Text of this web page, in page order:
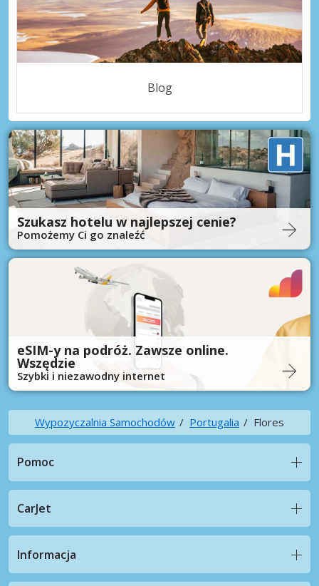
Blog
Szukasz hotelu w najlepszej cenie?
Pomożemy Ci go znaleźć
eSIM-y na podróż. Zawsze online.
Wszędzie
Szybki i niezawodny internet
Wypozyczalnia Samochodów Portugalia Flores
Pomoc
CarJet
Informacja